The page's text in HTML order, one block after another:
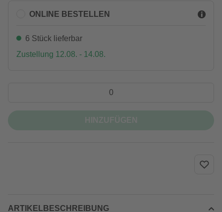
ONLINE BESTELLEN
6 Stück lieferbar
Zustellung 12.08. - 14.08.
ARTIKELBESCHREIBUNG